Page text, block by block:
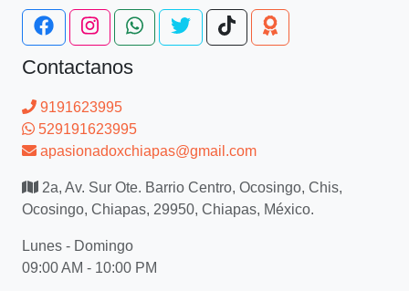
Contactanos
9191623995
529191623995
apasionadoxchiapas@gmail.com
2a, Av. Sur Ote. Barrio Centro, Ocosingo, Chis,
Ocosingo, Chiapas, 29950, Chiapas, México.
Lunes - Domingo
09:00 AM - 10:00 PM